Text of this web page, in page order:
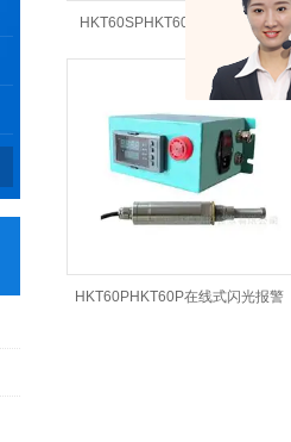
HKT60SPHKT60SP壁挂型温湿
度、露点变送器湿度仪表
HKT60PHKT60P在线式闪光报警